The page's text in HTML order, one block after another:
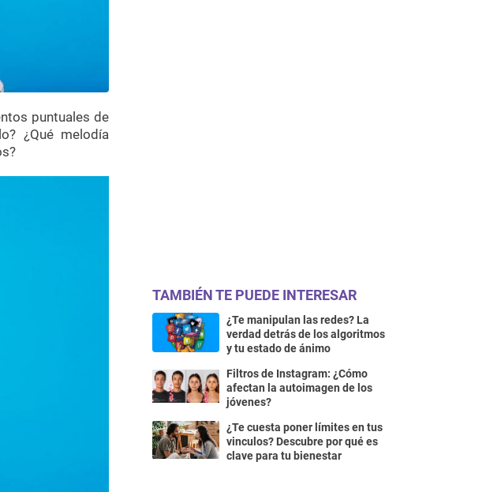
puntuales de
¿Qué melodía
TAMBIÉN TE PUEDE INTERESAR
¿Te manipulan las redes? La
verdad detrás de los algoritmos
y tu estado de ánimo
Filtros de Instagram: ¿Cómo
afectan la autoimagen de los
jóvenes?
¿Te cuesta poner límites en tus
vinculos? Descubre por qué es
clave para tu bienestar